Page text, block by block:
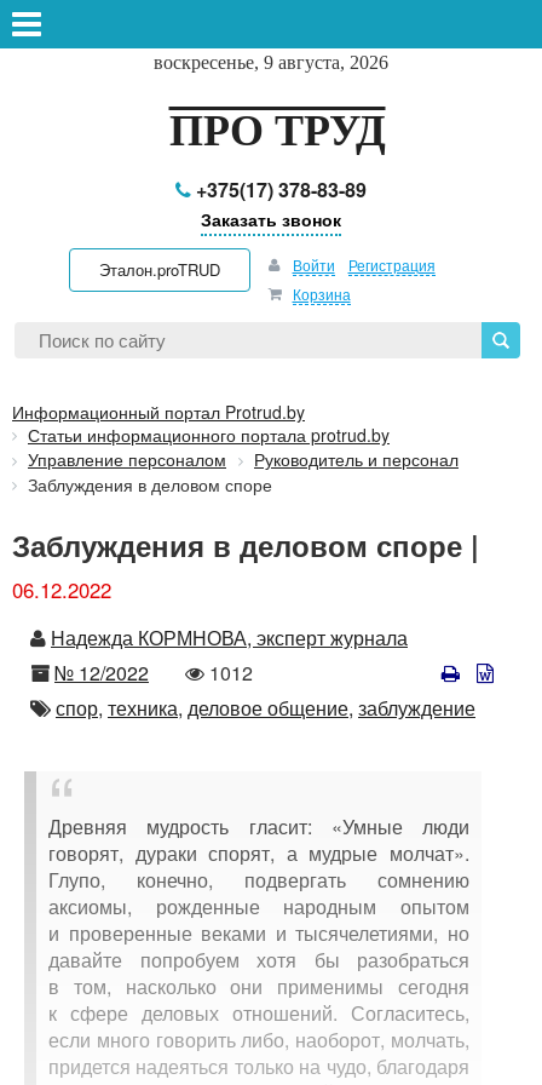
воскресенье, 9 августа, 2026
ПРО ТРУД
+375(17) 378-83-89
Заказать звонок
Эталон.proTRUD Войти
Регистрация
Корзина
Информационный портал Protrud.by
Статьи информационного портала protrud.by
Управление персоналом
Руководитель и персонал
Заблуждения в деловом споре
Заблуждения в деловом споре |
06.12.2022
Автор
Надежда КОРМНОВА, эксперт журнала
Номер
№ 12/2022
Количество
просмотров
1012
Автор
спор, техника, деловое общение, заблуждение
Древняя мудрость гласит: «Умные люди
говорят, дураки спорят, а мудрые молчат».
Глупо, конечно, подвергать сомнению
аксиомы, рожденные народным опытом
и проверенные веками и тысячелетиями, но
давайте попробуем хотя бы разобраться
в том, насколько они применимы сегодня
к сфере деловых отношений. Согласитесь,
если много говорить либо, наоборот, молчать,
придется надеяться только на чудо, благодаря